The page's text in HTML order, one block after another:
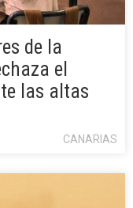
de la
el
las altas
CANARIAS